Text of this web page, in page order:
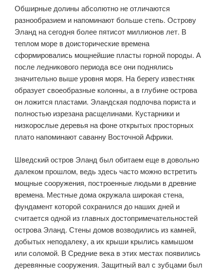
Обширные долины абсолютно не отличаются
разнообразием и напоминают больше степь. Острову
Эланд на сегодня более пятисот миллионов лет. В
теплом море в доисторические времена
сформировались мощнейшие пласты горной породы. А
после ледникового периода все они поднялись
значительно выше уровня моря. На берегу известняк
образует своеобразные колонны, а в глубине острова
он ложится пластами. Эландская подпочва пориста и
полностью изрезана расщелинами. Кустарники и
низкорослые деревья на фоне открытых просторных
плато напоминают саванну Восточной Африки.
Шведский остров Эланд был обитаем еще в довольно
далеком прошлом, ведь здесь часто можно встретить
мощные сооружения, построенные людьми в древние
времена. Местные дома окружала широкая стена,
фундамент которой сохранился до наших дней и
считается одной из главных достопримечательностей
острова Эланд. Стены домов возводились из камней,
добытых неподалеку, а их крыши крылись камышом
или соломой. В Средние века в этих местах появились
деревянные сооружения. Защитный вал с зубцами был